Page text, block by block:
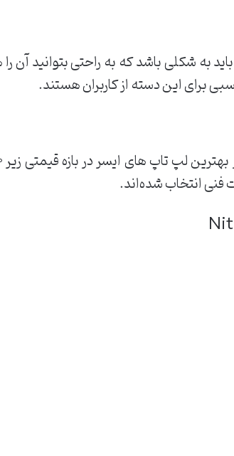
به‌ شکلی باشد که به ‌راحتی بتوانید آن
انتخاب شده‌اند.